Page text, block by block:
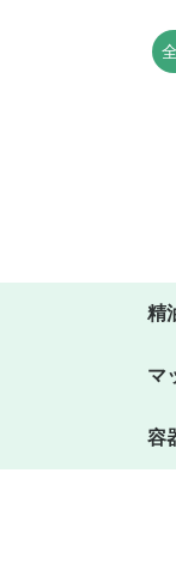
精
ア
カ
サ
タ
ナ
ハ
マ
ヤ
ラ
ワ
マ
容